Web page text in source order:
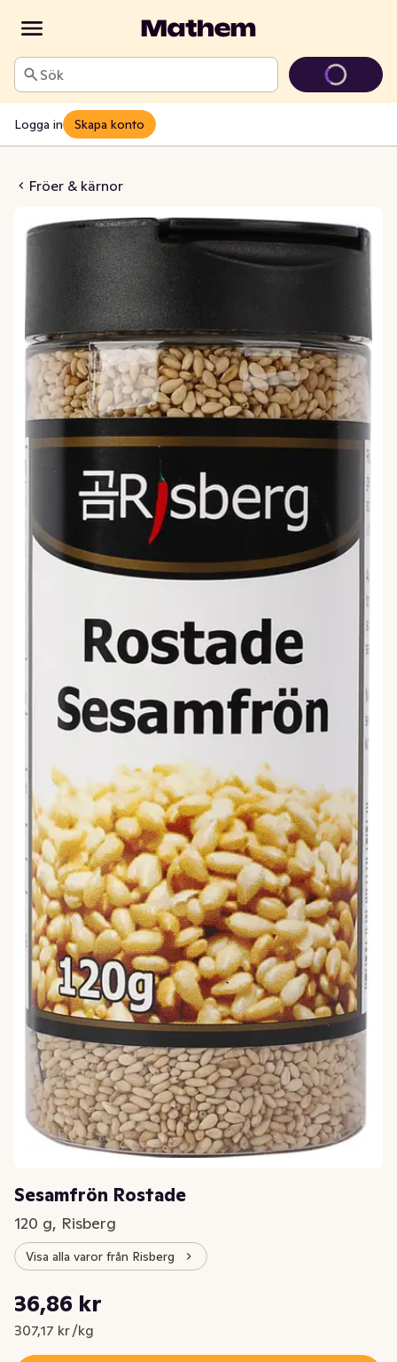
Sök
Logga in Skapa konto
Fröer & kärnor
Rostade
Sesamfrön Rostade
120 g, Risberg
Visa alla varor från Risberg
Nuvarande pris är: 36,86 kr
36,86 kr
307,17 kr /kg
Styckpris: 307,17 kr /kg